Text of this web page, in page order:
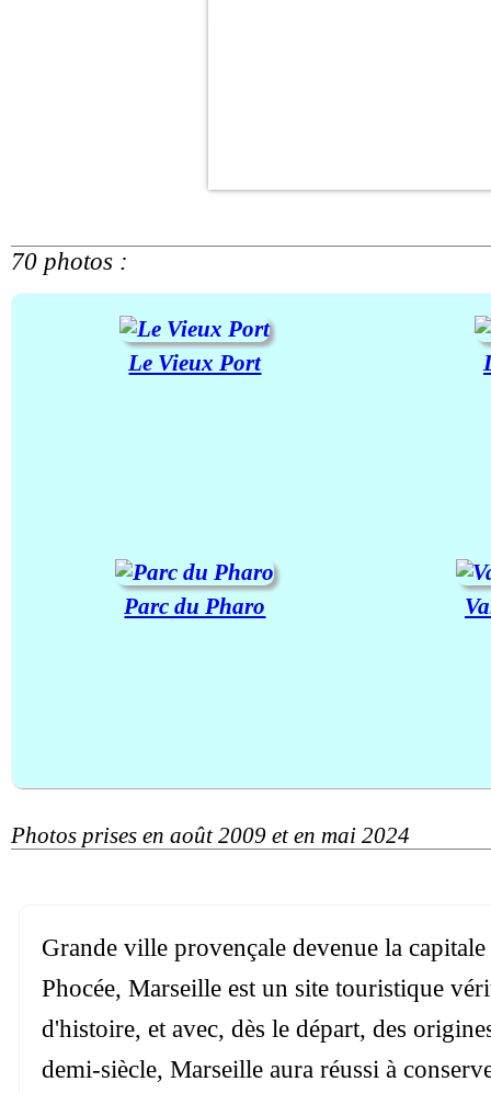
70 photos :
Le Vieux Port
Parc du Pharo
Photos prises en août 2009 et en mai 2024
Grande ville provençale devenue la
Phocée, Marseille est un site touristique
d'histoire, et avec, dès le départ, des
demi-siècle, Marseille aura réussi à